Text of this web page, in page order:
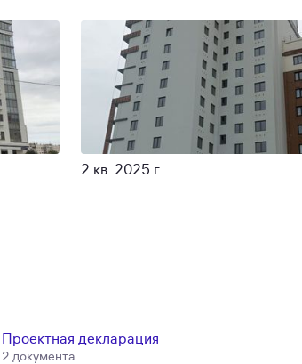
2 кв. 2025 г.
Проектная декларация
2 документа